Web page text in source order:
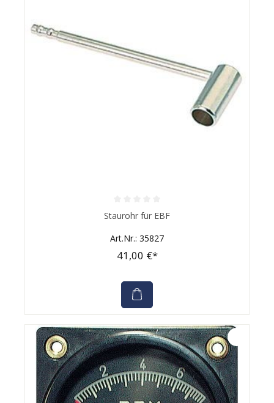
Durchschnittliche Bewertung von 0 von 5 Sternen
Staurohr für EBF
Art.Nr.: 35827
41,00 €*